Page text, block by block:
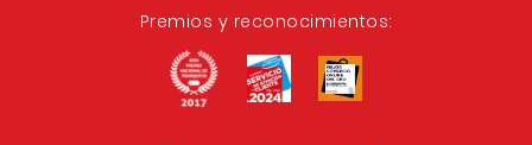
Premios y reconocimientos: